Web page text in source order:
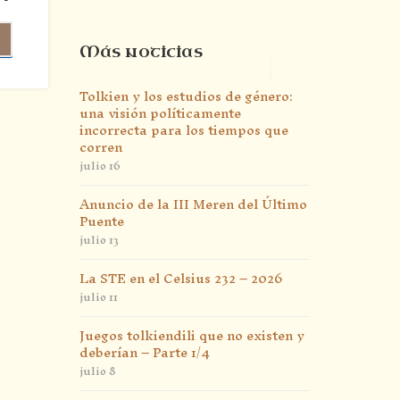
Más noticias
Tolkien y los estudios de género:
una visión políticamente
incorrecta para los tiempos que
corren
julio 16
Anuncio de la III Meren del Último
Puente
julio 13
La STE en el Celsius 232 – 2026
julio 11
Juegos tolkiendili que no existen y
deberían – Parte 1/4
julio 8